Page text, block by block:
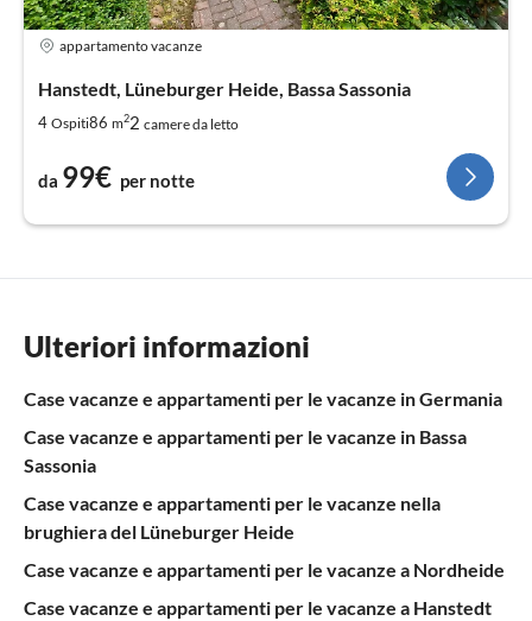
appartamento vacanze
Hanstedt, Lüneburger Heide, Bassa Sassonia
4 Ospiti86 m22 camere da letto
da 99€ per notte
Ulteriori informazioni
Case vacanze e appartamenti per le vacanze in Germania
Case vacanze e appartamenti per le vacanze in Bassa
Sassonia
Case vacanze e appartamenti per le vacanze nella
brughiera del Lüneburger Heide
Case vacanze e appartamenti per le vacanze a Nordheide
Case vacanze e appartamenti per le vacanze a Hanstedt